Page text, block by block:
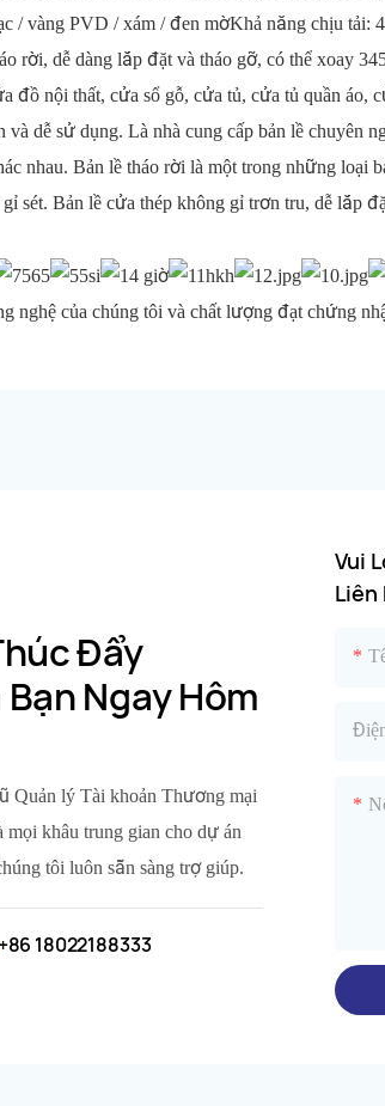
/ vàng PVD / xám / đen mờKhả năng chịu tải:
rời, dễ dàng lắp đặt và tháo gỡ, có thể xoay
đồ nội thất, cửa sổ gỗ, cửa tủ, cửa tủ quần áo,
dễ sử dụng. Là nhà cung cấp bản lề
nhau. Bản lề tháo rời là một trong những loại
sét. Bản lề cửa thép không gỉ trơn tru, dễ lắp
nghệ của chúng tôi và chất lượng đạt chứng
Đẩy
Ngay Hôm
Quản lý Tài khoản Thương mại
mọi khâu trung gian cho dự án
tôi luôn sẵn sàng trợ giúp.
18022188333
Vui
Liên